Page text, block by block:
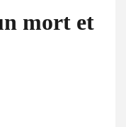
mort et